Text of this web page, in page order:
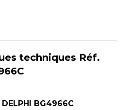
techniques Réf.
DELPHI BG4966C